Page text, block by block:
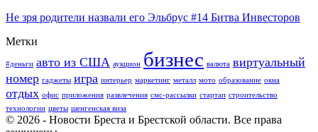
Не зря родители назвали его Эльбрус #14 Битва Инвесторов
Метки
#деньги авто из США аукцион бизнес валюта виртуальный
номер гаджеты игра интерьер маркетинг металл мото образование окна
отдых офис приложения развлечения смс-рассылки стартап строительство
технологии цветы шенгенская виза
© 2026 - Новости Бреста и Брестской области. Все права